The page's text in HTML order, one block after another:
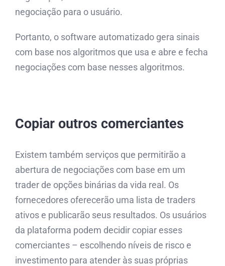
negociação para o usuário.
Portanto, o software automatizado gera sinais
com base nos algoritmos que usa e abre e fecha
negociações com base nesses algoritmos.
Copiar outros comerciantes
Existem também serviços que permitirão a
abertura de negociações com base em um
trader de opções binárias da vida real. Os
fornecedores oferecerão uma lista de traders
ativos e publicarão seus resultados. Os usuários
da plataforma podem decidir copiar esses
comerciantes – escolhendo níveis de risco e
investimento para atender às suas próprias